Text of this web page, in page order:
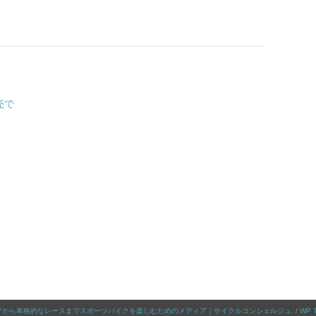
で
ら本格的なレースまでスポーツバイクを楽しむためのメディア｜サイクルコンシェルジュ . / WP